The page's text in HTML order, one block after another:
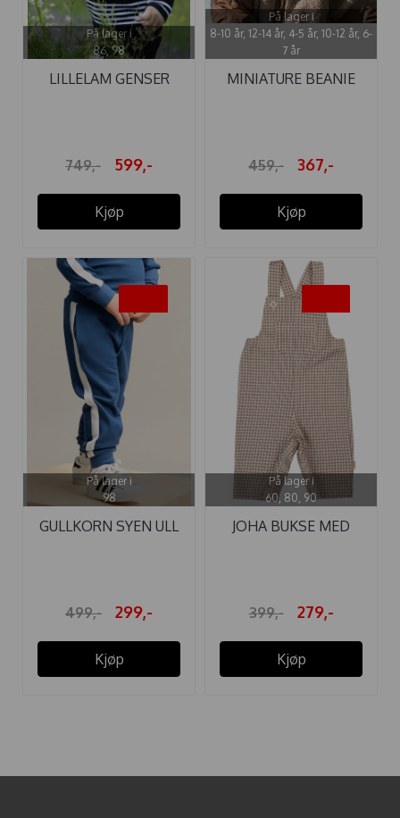
På lager i
86, 98
LILLELAM GENSER
749,- 599,-
Kjøp
På lager i
8-10 år, 12-14 år, 4-5 år, 10-12 år, 6-
7 år
MINIATURE BEANIE
459,- 367,-
Kjøp
På lager i
98
GULLKORN SYEN ULL
499,- 299,-
Kjøp
På lager i
60, 80, 90
JOHA BUKSE MED
399,- 279,-
Kjøp